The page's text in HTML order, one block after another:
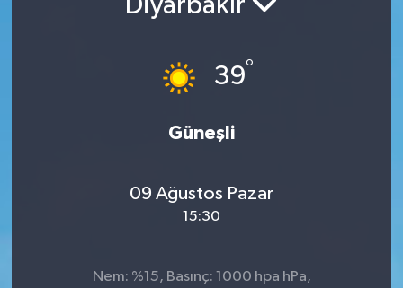
Diyarbakır
39°
Güneşli
09 Ağustos Pazar
15:30
Nem: %15, Basınç: 1000 hpa hPa,